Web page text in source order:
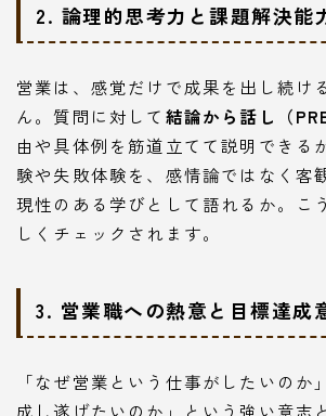
2. 論理的思考力と課題解決能
営業は、感覚だけで成果を出し続け
ん。質問に対して 結論から話し（
由や具体例を筋道立てて説明できる
験や失敗体験を、感情論ではなく客
現性のある学びとして語れるか。こ
しくチェックされます。
3. 営業職への熱意と目標達成
「なぜ営業という仕事がしたいのか
成し遂げたいのか」という強い意志